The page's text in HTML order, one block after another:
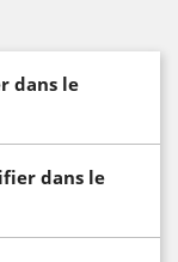
dans le
dans le